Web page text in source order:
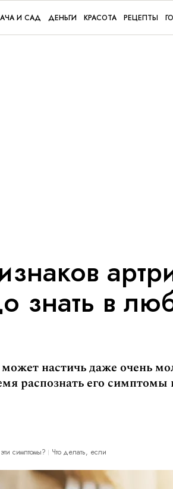
И САД ДЕНЬГИ КРАСОТА РЕЦЕПТЫ
знать в
настичь даже очень
распознать его симптомы
симптомы? Что делать, если